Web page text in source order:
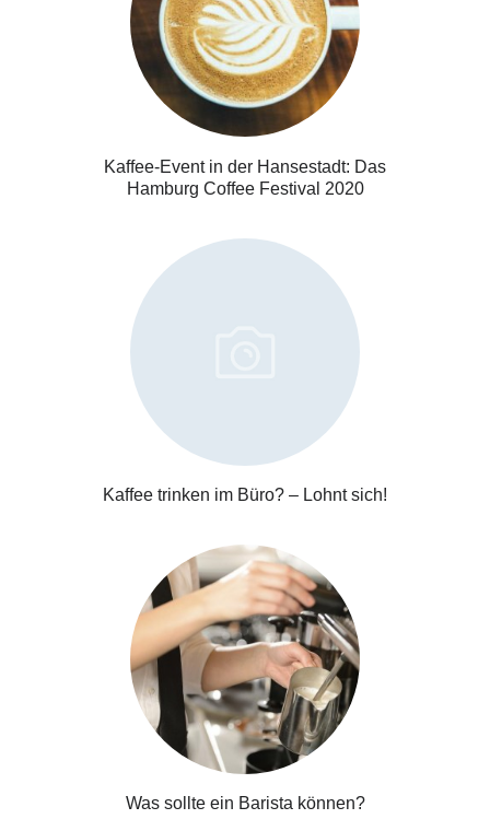
Kaffee-Event in der Hansestadt: Das
Hamburg Coffee Festival 2020
Kaffee trinken im Büro? – Lohnt sich!
Was sollte ein Barista können?